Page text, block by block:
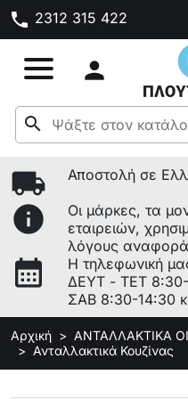
phone 2312 315 422

search
local_shipping Αποστολή σε
info
Οι μάρκες, τα
εταιρειών,
λόγους
calendar_month
Η τηλεφωνική
ΔΕΥΤ - ΤΕΤ
ΣΑΒ 8:30-14:30
Αρχική
ΑΝΤΑΛΛΑΚΤΙΚΑ
Ανταλλακτικά Κουζίνας